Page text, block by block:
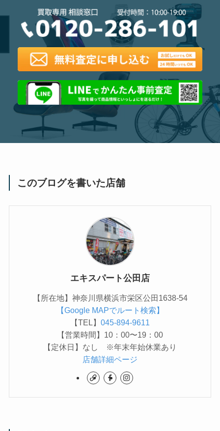
このブログを書いた店舗
エキスパート公田店
【所在地】神奈川県横浜市栄区公田1638-54
【Google MAPでルート検索】
【TEL】 045-894-9611
【営業時間】10：00〜19：00
【定休日】なし ※年末年始休業あり
店舗詳細ページ